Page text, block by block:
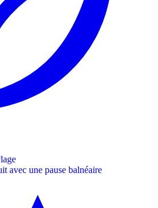
avec une pause balnéaire